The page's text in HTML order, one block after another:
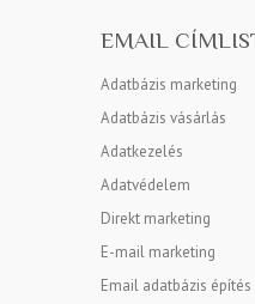
EMAIL
Adatbázis marketing
Adatbázis vásárlás
Adatkezelés
Adatvédelem
Direkt marketing
E-mail marketing
Email adatbázis építés